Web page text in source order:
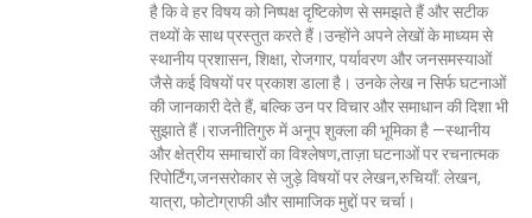
है कि वे हर विषय को निष्पक्ष दृष्टिकोण से समझते हैं और सटीक
तथ्यों के साथ प्रस्तुत करते हैं।उन्होंने अपने लेखों के माध्यम से
स्थानीय प्रशासन, शिक्षा, रोजगार, पर्यावरण और जनसमस्याओं
जैसे कई विषयों पर प्रकाश डाला है। उनके लेख न सिर्फ घटनाओं
की जानकारी देते हैं, बल्कि उन पर विचार और समाधान की दिशा भी
सुझाते हैं।राजनीतिगुरु में अनूप शुक्ला की भूमिका है —स्थानीय
और क्षेत्रीय समाचारों का विश्लेषण,ताज़ा घटनाओं पर रचनात्मक
रिपोर्टिंग,जनसरोकार से जुड़े विषयों पर लेखन,रुचियाँ: लेखन,
यात्रा, फोटोग्राफी और सामाजिक मुद्दों पर चर्चा।